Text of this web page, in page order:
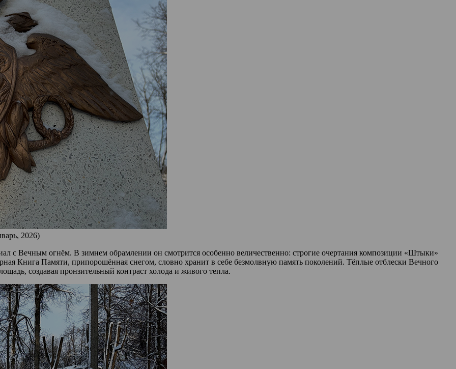
2026)
с Вечным огнём. В зимнем обрамлении он смотрится особенно величественно: строгие очертания композиции «Штыки»
Книга Памяти, припорошённая снегом, словно хранит в себе безмолвную память поколений. Тёплые отблески Вечного
создавая пронзительный контраст холода и живого тепла.